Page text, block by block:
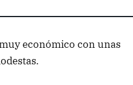
económico con unas